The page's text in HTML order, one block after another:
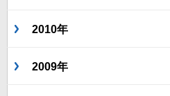
2010年
2009年